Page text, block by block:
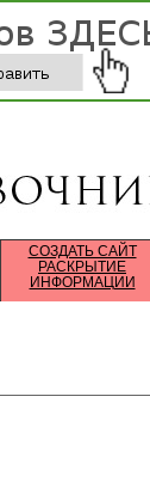
СОЗДАТЬ САЙТ
РАСКРЫТИЕ
ИНФОРМАЦИИ